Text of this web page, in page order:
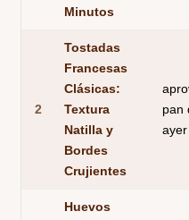
Minutos
2
Tostadas
Francesas
Clásicas:
Textura
Natilla y
Bordes
Crujientes
pan
ayer
Huevos